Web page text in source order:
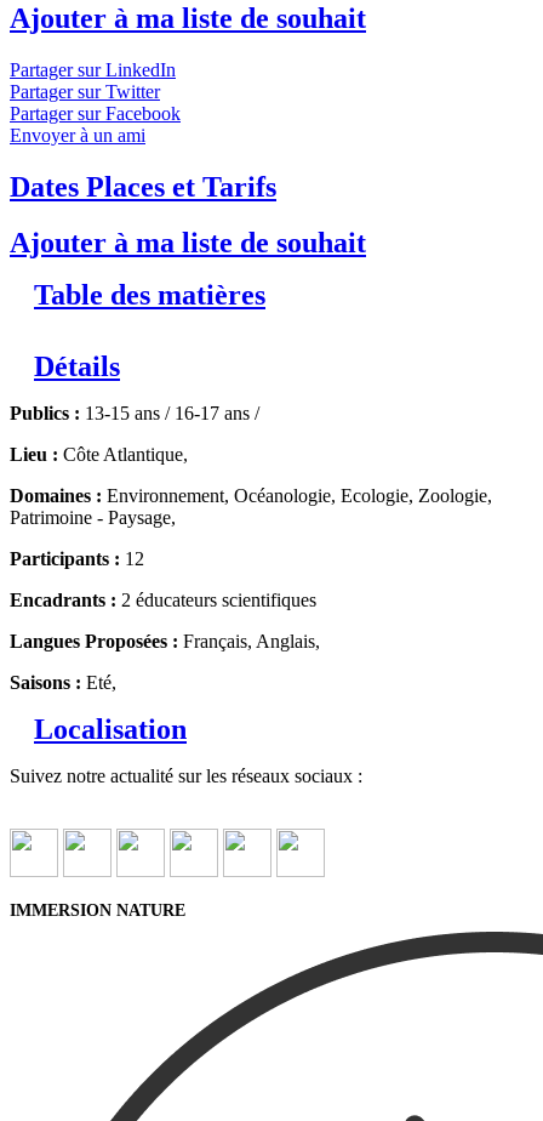
descriptif détaillé plus bas ↓ Niveaux 1 à 4
Ajouter à ma liste de souhait
Partager sur LinkedIn
Partager sur Twitter
Partager sur Facebook
Envoyer à un ami
Dates Places et Tarifs
Ajouter à ma liste de souhait
Table des matières
Détails
Publics : 13-15 ans / 16-17 ans /
Lieu : Côte Atlantique,
Domaines : Environnement, Océanologie, Ecologie, Zoologie,
Patrimoine - Paysage,
Participants : 12
Encadrants : 2 éducateurs scientifiques
Langues Proposées : Français, Anglais,
Saisons : Eté,
Localisation
Suivez notre actualité sur les réseaux sociaux :
IMMERSION NATURE